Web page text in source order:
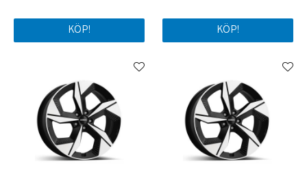
KÖP! KÖP!